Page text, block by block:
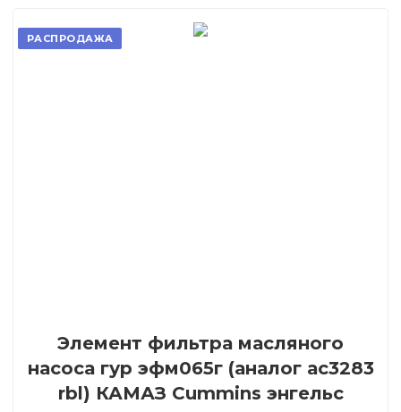
РАСПРОДАЖА
Элемент фильтра масляного
насоса гур эфм065г (аналог ас3283
rbl) КАМАЗ Cummins энгельс